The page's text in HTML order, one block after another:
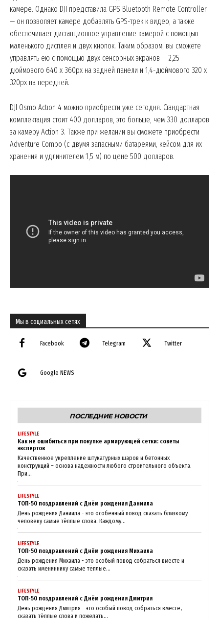
Magazine PRO
SUBSCRIBE NOW
Contact us
My account
камере. Однако DJI представила GPS Bluetooth Remote Controller
— он позволяет камере добавлять GPS-трек к видео, а также
обеспечивает дистанционное управление камерой с помощью
маленького дисплея и двух кнопок. Таким образом, вы сможете
управлять ею с помощью двух сенсорных экранов — 2,25-
дюймового 640 x 360px на задней панели и 1,4-дюймового 320 x
320px на передней.
DJI Osmo Action 4 можно приобрести уже сегодня. Стандартная
комплектация стоит 400 долларов, это больше, чем 330 долларов
за камеру Action 3. Также при желании вы сможете приобрести
Adventure Combo (с двумя запасными батареями, кейсом для их
хранения и удлинителем 1,5 м) по цене 500 долларов.
Мы в социальных сетях
Facebook Telegram Twitter
Google NEWS
ПОСЛЕДНИЕ НОВОСТИ
LIFESTYLE
Как не ошибиться при покупке армирующей сетки: советы
экспертов
Качественное укрепление штукатурных шаров и бетонных
конструкций – основа надежности любого строительного объекта.
При...
LIFESTYLE
ТОП-50 поздравлений с Днём рождения Даниила
День рождения Даниила - это особенный повод сказать близкому
человеку самые тёплые слова. Каждому...
LIFESTYLE
ТОП-50 поздравлений с Днём рождения Михаила
День рождения Михаила - это особый повод собраться вместе и
сказать имениннику самые тёплые...
LIFESTYLE
ТОП-50 поздравлений с Днём рождения Дмитрия
День рождения Дмитрия - это особый повод собраться вместе,
сказать тёплые слова и пожелать...